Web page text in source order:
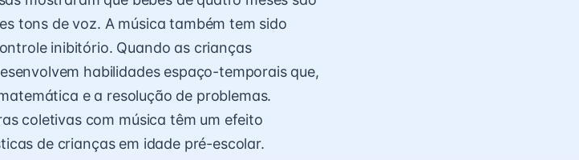
tons de voz. A música também tem sido
inibitório. Quando as crianças
habilidades espaço-temporais que,
e a resolução de problemas.
coletivas com música têm um efeito
de crianças em idade pré-escolar.